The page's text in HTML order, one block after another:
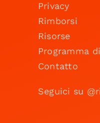
Privacy
Rimborsi
Risorse
Programma
Contatto
Seguici su